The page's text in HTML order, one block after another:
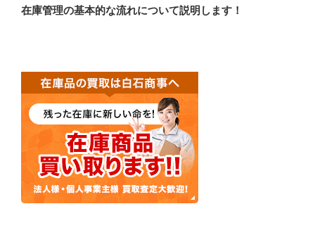
ー
ン
の
在庫管理の基本的な流れについて説明します！